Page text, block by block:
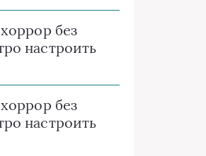
без
настроить
без
настроить